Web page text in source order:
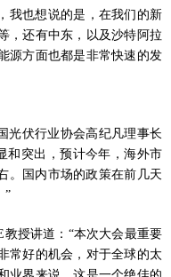
我也想说的是，在我们的新
，还有中东，以及沙特阿拉
源方面也都是非常快速的发
光伏行业协会高纪凡理事长
和突出，预计今年，海外市
。国内市场的政策在前几天
”
教授讲道：“本次大会最重要
常好的机会，对于全球的太